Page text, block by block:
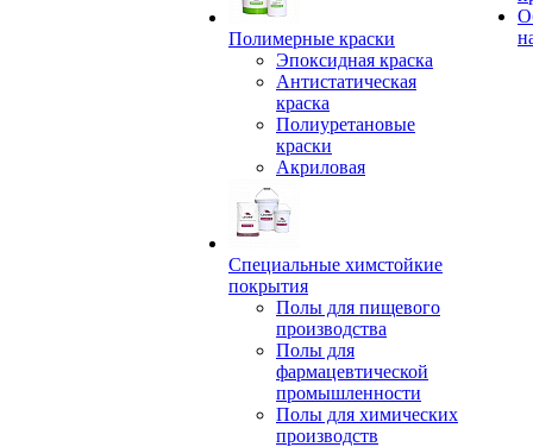
Полимерные краски
Эпоксидная краска
Антистатическая
краска
Полиуретановые
краски
Акриловая
Специальные химстойкие
покрытия
Полы для пищевого
производства
Полы для
фармацевтической
промышленности
Полы для химических
производств